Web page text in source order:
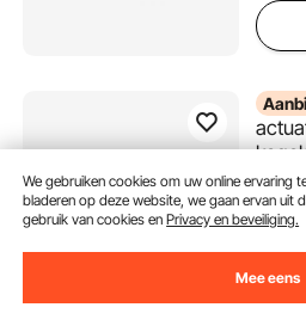
CNC
147
We gebruiken cookies om uw online ervaring
bladeren op deze website, we gaan ervan uit
gebruik van cookies enPrivacy en beveiliging.
Mee eens